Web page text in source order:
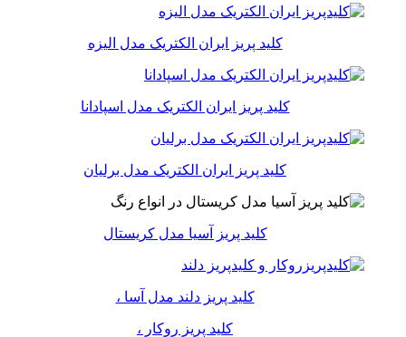
کلید پریز ایران الکتریک مدل الیزه
کلید پریز ایران الکتریک مدل اسپادانا
کلید پریز ایران الکتریک مدل برلیان
کلید پریز آسیا مدل کریستال
کلید پریز دلند مدل آسا ،
کلید پریز روکار ،